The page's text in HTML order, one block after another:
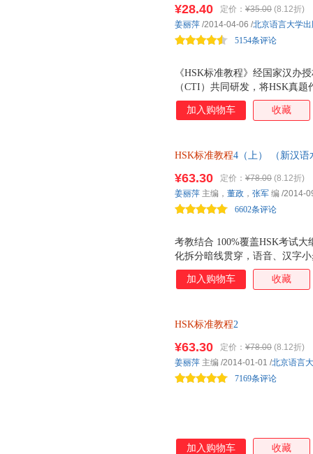
《HSK标准教程》经国家汉办
（CTI）共同研发，将HSK真
悉的话题、科学严谨的课程设
的全方位对接，是一套充分体
¥28.40 定价： ¥35.00 (8.12折)
5154条评论
姜丽萍 /2014-04-06 /北京语言大学
加入购物车 收藏
HSK标准教程4（上） （新汉语
考教结合 100%覆盖HSK考试
化拆分暗线贯穿，语音、汉字
用，培养有效学习策略 场景丰
接触面 自然幽默 复现幽默真
The grammar points are carefully
Practical and Effective The books
cultivate efficient learning
dialogues in various situations
¥63.30 定价： ¥78.00 (8.12折)
6602条评论
姜丽萍 主编， 董政 ， 张军 编 /2014-
加入购物车 收藏
HSK标准教程2
¥63.30 定价： ¥78.00 (8.12折)
7169条评论
姜丽萍 主编 /2014-01-01 /北京语言
加入购物车 收藏